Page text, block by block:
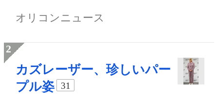
オリコンニュース
カズレーザー、珍しいパー
プル姿
31